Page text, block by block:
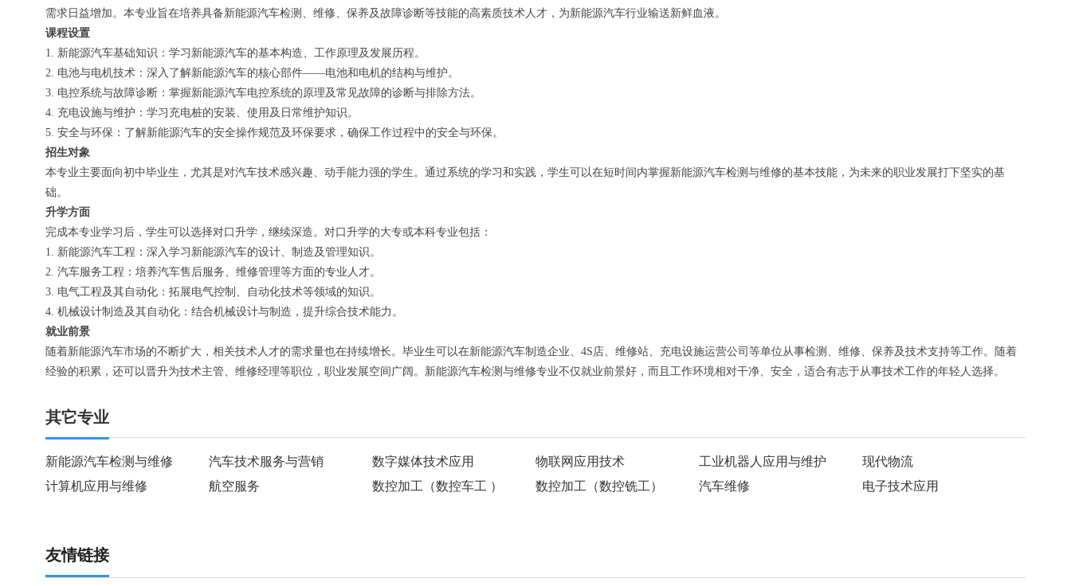
需求日益增加。本专业旨在培养具备新能源汽车检测、维修、保养及故障诊断等技能的高素质技术人才，为新能源汽车行业输送新鲜血液。
课程设置
1. 新能源汽车基础知识：学习新能源汽车的基本构造、工作原理及发展历程。
2. 电池与电机技术：深入了解新能源汽车的核心部件——电池和电机的结构与维护。
3. 电控系统与故障诊断：掌握新能源汽车电控系统的原理及常见故障的诊断与排除方法。
4. 充电设施与维护：学习充电桩的安装、使用及日常维护知识。
5. 安全与环保：了解新能源汽车的安全操作规范及环保要求，确保工作过程中的安全与环保。
招生对象
本专业主要面向初中毕业生，尤其是对汽车技术感兴趣、动手能力强的学生。通过系统的学习和实践，学生可以在短时间内掌握新能源汽车检测与维修的基本技能，为未来的职业发展打下坚实的基
础。
升学方面
完成本专业学习后，学生可以选择对口升学，继续深造。对口升学的大专或本科专业包括：
1. 新能源汽车工程：深入学习新能源汽车的设计、制造及管理知识。
2. 汽车服务工程：培养汽车售后服务、维修管理等方面的专业人才。
3. 电气工程及其自动化：拓展电气控制、自动化技术等领域的知识。
4. 机械设计制造及其自动化：结合机械设计与制造，提升综合技术能力。
就业前景
随着新能源汽车市场的不断扩大，相关技术人才的需求量也在持续增长。毕业生可以在新能源汽车制造企业、4S店、维修站、充电设施运营公司等单位从事检测、维修、保养及技术支持等工作。随着
经验的积累，还可以晋升为技术主管、维修经理等职位，职业发展空间广阔。新能源汽车检测与维修专业不仅就业前景好，而且工作环境相对干净、安全，适合有志于从事技术工作的年轻人选择。
其它专业
新能源汽车检测与维修 汽车技术服务与营销 数字媒体技术应用 物联网应用技术 工业机器人应用与维护
现代物流
计算机应用与维修
航空服务 数控加工（数控车工 ） 数控加工（数控铣工） 汽车维修 电子技术应用
友情链接